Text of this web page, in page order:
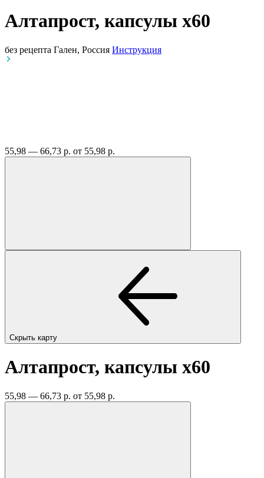
Алтапрост, капсулы x60
без рецепта Гален, Россия Инструкция
55,98 — 66,73 р. от 55,98 р.
Скрыть карту
Алтапрост, капсулы x60
55,98 — 66,73 р. от 55,98 р.